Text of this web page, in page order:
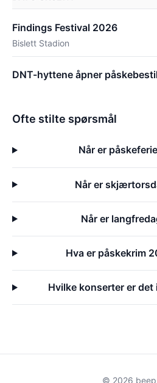
Findings Festival 2026
Bislett Stadion
DNT-hyttene åpner
Ofte stilte spørsmål
Når er
Når er
Når er
Hva er påskekrim
Hvilke konserter er det
© 2026